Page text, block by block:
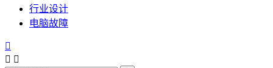
行业设计
电脑故障

 